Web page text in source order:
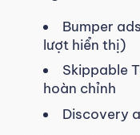
Bumper
lượt hiển thị)
Skippable
hoàn chỉnh
Discovery